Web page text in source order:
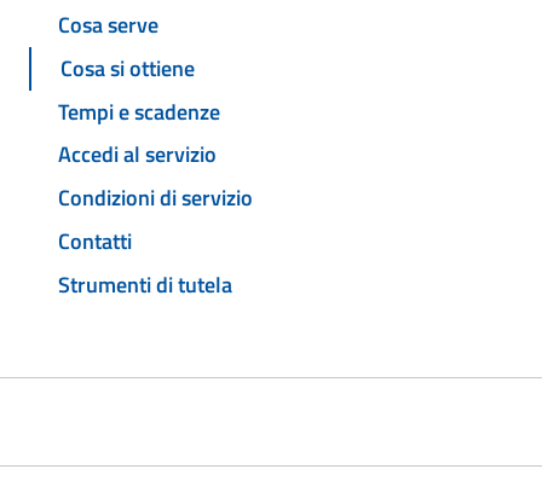
Cosa serve
Cosa si ottiene
Tempi e scadenze
Accedi al servizio
Condizioni di servizio
Contatti
Strumenti di tutela